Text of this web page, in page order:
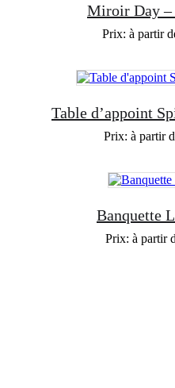
Miroir Day –
Table d’appoint
Banquette